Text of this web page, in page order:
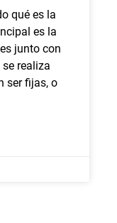
qué es la
es la
junto con
realiza
ser fijas, o